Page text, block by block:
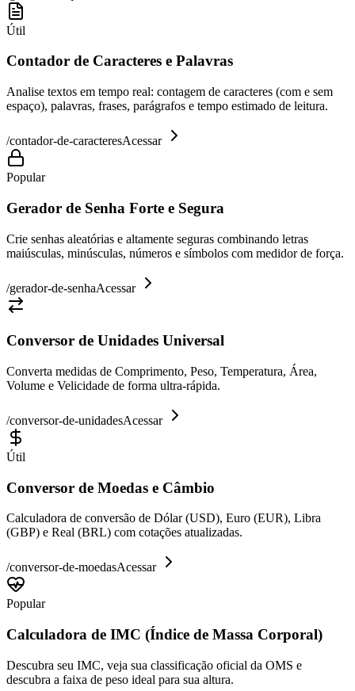
Útil
Contador de Caracteres e Palavras
Analise textos em tempo real: contagem de caracteres (com e sem
espaço), palavras, frases, parágrafos e tempo estimado de leitura.
/contador-de-caracteresAcessar
Popular
Gerador de Senha Forte e Segura
Crie senhas aleatórias e altamente seguras combinando letras
maiúsculas, minúsculas, números e símbolos com medidor de força.
/gerador-de-senhaAcessar
Conversor de Unidades Universal
Converta medidas de Comprimento, Peso, Temperatura, Área,
Volume e Velicidade de forma ultra-rápida.
/conversor-de-unidadesAcessar
Útil
Conversor de Moedas e Câmbio
Calculadora de conversão de Dólar (USD), Euro (EUR), Libra
(GBP) e Real (BRL) com cotações atualizadas.
/conversor-de-moedasAcessar
Popular
Calculadora de IMC (Índice de Massa Corporal)
Descubra seu IMC, veja sua classificação oficial da OMS e
descubra a faixa de peso ideal para sua altura.